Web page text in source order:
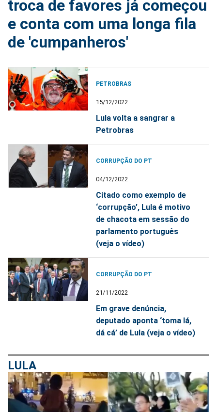
troca de favores já começou
e conta com uma longa fila
de 'cumpanheros'
PETROBRAS
15/12/2022
Lula volta a sangrar a
Petrobras
CORRUPÇÃO DO PT
04/12/2022
Citado como exemplo de
‘corrupção’, Lula é motivo
de chacota em sessão do
parlamento português
(veja o vídeo)
CORRUPÇÃO DO PT
21/11/2022
Em grave denúncia,
deputado aponta ‘toma lá,
dá cá’ de Lula (veja o vídeo)
LULA